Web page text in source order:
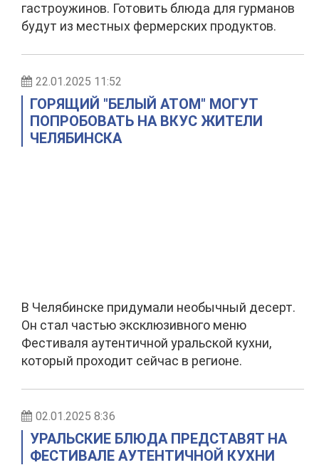
гастроужинов. Готовить блюда для гурманов
будут из местных фермерских продуктов.
22.01.2025 11:52
ГОРЯЩИЙ "БЕЛЫЙ АТОМ" МОГУТ
ПОПРОБОВАТЬ НА ВКУС ЖИТЕЛИ
ЧЕЛЯБИНСКА
В Челябинске придумали необычный десерт.
Он стал частью эксклюзивного меню
Фестиваля аутентичной уральской кухни,
который проходит сейчас в регионе.
02.01.2025 8:36
УРАЛЬСКИЕ БЛЮДА ПРЕДСТАВЯТ НА
ФЕСТИВАЛЕ АУТЕНТИЧНОЙ КУХНИ